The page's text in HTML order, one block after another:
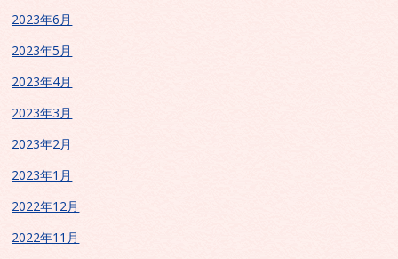
2023年6月
2023年5月
2023年4月
2023年3月
2023年2月
2023年1月
2022年12月
2022年11月